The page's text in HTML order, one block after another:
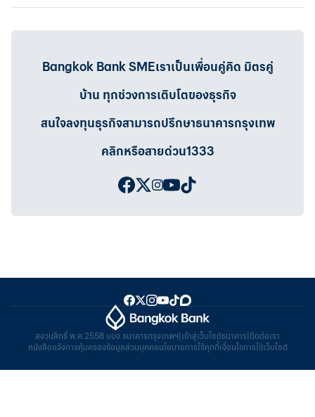
Bangkok Bank SMEเราเป็นเพื่อนคู่คิด มิตรคู่
บ้าน ทุกช่วงการเติบโตของธุรกิจ
สนใจลงทุนธุรกิจสามารถปรึกษาธนาคารกรุงเทพ
คลิกหรือสายด่วน1333
สงวนสิทธิ์ พ.ศ.2558 บมจ.ธนาคารกรุงเทพฯ เข้าสู่เว็บไซต์ธนาคาร ติดต่อเรา
หนังสือแจ้งการคุ้มครองข้อมูลส่วนบุคคลนโยบายการใช้คุกกี้เงื่อนไขการใช้เว็บไซต์